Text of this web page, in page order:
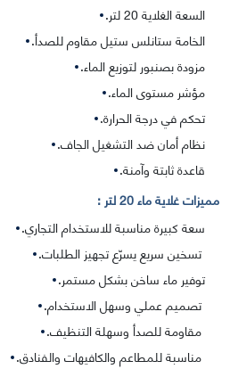
السعة الغلاية 20 لتر.
الخامة ستانلس ستيل مقاوم للصدأ.
مزودة بصنبور لتوزيع الماء.
مؤشر مستوى الماء.
تحكم في درجة الحرارة.
نظام أمان ضد التشغيل الجاف.
قاعدة ثابتة وآمنة.
مميزات غلاية ماء 20 لتر :
سعة كبيرة مناسبة للاستخدام التجاري.
تسخين سريع يسرّع تجهيز الطلبات.
توفير ماء ساخن بشكل مستمر.
تصميم عملي وسهل الاستخدام.
مقاومة للصدأ وسهلة التنظيف.
مناسبة للمطاعم والكافيهات والفنادق.